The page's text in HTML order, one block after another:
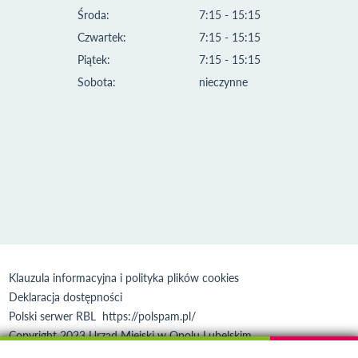
Środa:
Czwartek:
Piątek:
Sobota:
7:15 - 15:15
7:15 - 15:15
7:15 - 15:15
nieczynne
Klauzula informacyjna i polityka plików cookies
Deklaracja dostępności
Polski serwer RBL https://polspam.pl/
Copyright 2023 Urząd Miejski w Opolu Lubelskim